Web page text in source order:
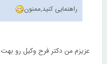
راهنمایی کنید,ممنون
عزیزم من دکتر فرح وکیل رو